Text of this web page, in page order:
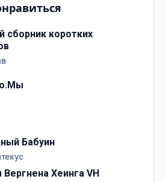
сборник коротких
Бабуин
Хеинга VH